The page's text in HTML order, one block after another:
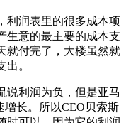
润表里的很多成本项
生意的最主要的成本支
就付完了，大楼虽然就
。
利润为负，但是亚马
增长。所以CEO贝索斯